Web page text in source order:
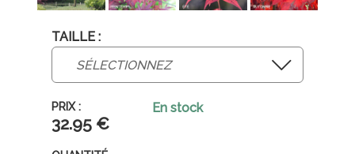
TAILLE :
32.95 €
En stock